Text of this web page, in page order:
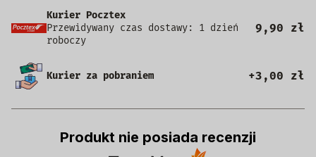
Kurier Pocztex
Przewidywany czas dostawy: 1 dzień
roboczy
9,90 zł
Kurier za pobraniem +3,00 zł
Produkt nie posiada recenzji